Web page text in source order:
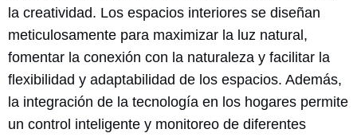
la creatividad. Los espacios interiores se diseñan
meticulosamente para maximizar la luz natural,
fomentar la conexión con la naturaleza y facilitar la
flexibilidad y adaptabilidad de los espacios. Además,
la integración de la tecnología en los hogares permite
un control inteligente y monitoreo de diferentes